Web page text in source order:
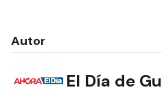
Autor
El Día de